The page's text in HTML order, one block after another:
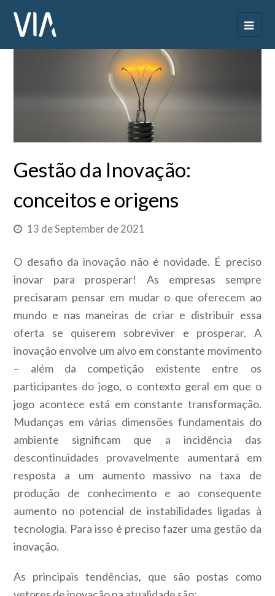
Gestão da Inovação:
conceitos e origens
13 de September de 2021
O desafio da inovação não é novidade. É preciso
inovar para prosperar! As empresas sempre
precisaram pensar em mudar o que oferecem ao
mundo e nas maneiras de criar e distribuir essa
oferta se quiserem sobreviver e prosperar. A
inovação envolve um alvo em constante movimento
– além da competição existente entre os
participantes do jogo, o contexto geral em que o
jogo acontece está em constante transformação.
Mudanças em várias dimensões fundamentais do
ambiente significam que a incidência das
descontinuidades provavelmente aumentará em
resposta a um aumento massivo na taxa de
produção de conhecimento e ao consequente
aumento no potencial de instabilidades ligadas à
tecnologia. Para isso é preciso fazer uma gestão da
inovação.
As principais tendências, que são postas como